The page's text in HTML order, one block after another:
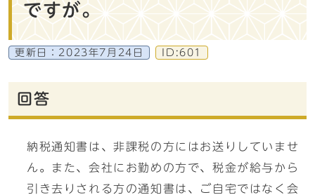
ですが。
更新日： 2023年7月24日 ID:601
回答
納税通知書は、非課税の方にはお送りしていませ
ん。また、会社にお勤めの方で、税金が給与から
引き去りされる方の通知書は、ご自宅ではなく会